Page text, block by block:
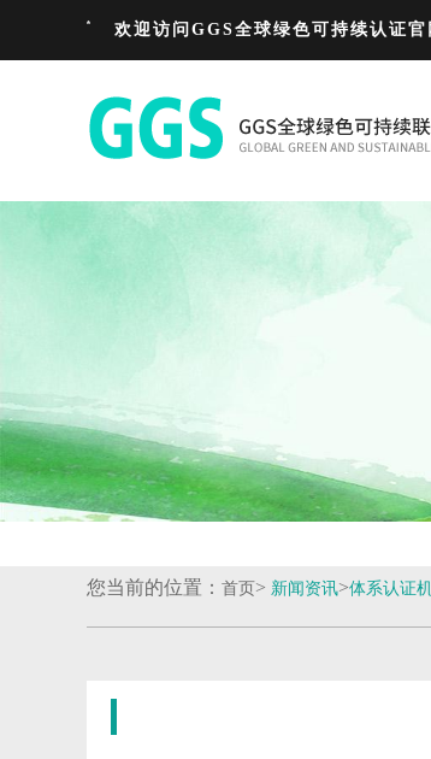
欢迎访问GGS全球绿色可持续认证官
您当前的位置： 首页 > 新闻资讯>体系认证